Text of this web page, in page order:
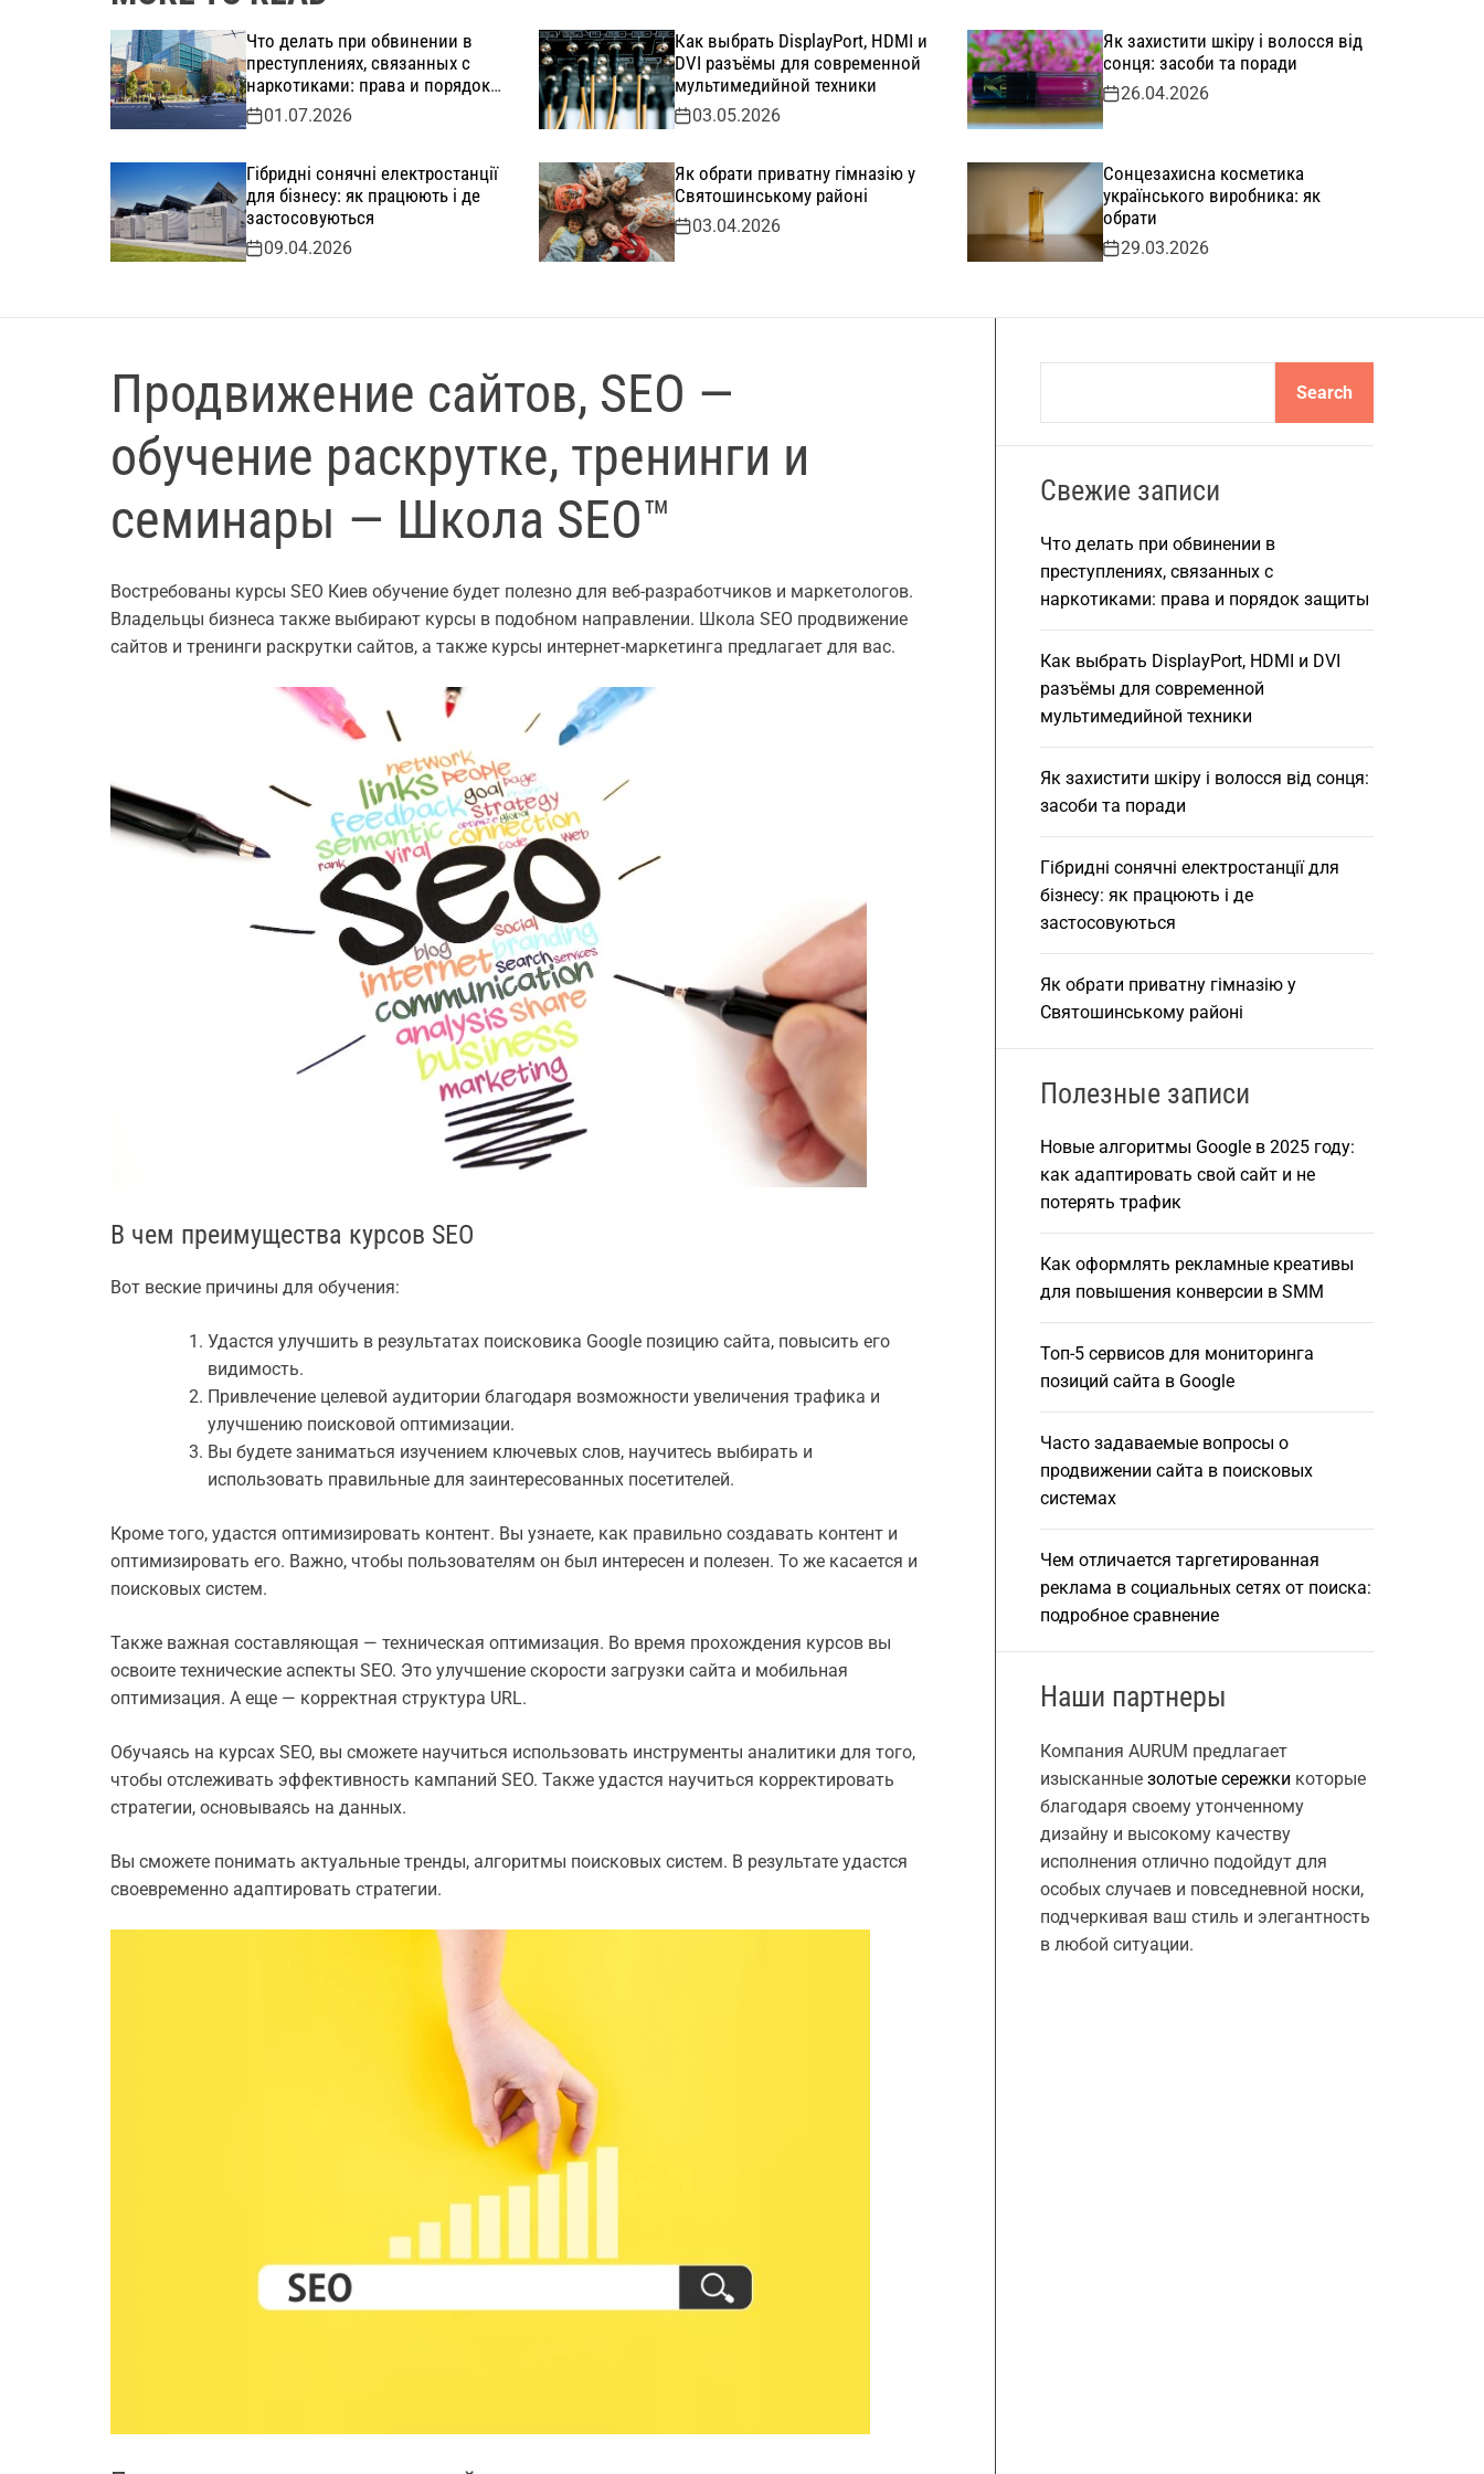
Что делать при обвинении в
преступлениях, связанных с
наркотиками: права и порядок
защиты
01.07.2026
Как выбрать DisplayPort, HDMI и
DVI разъёмы для современной
мультимедийной техники
03.05.2026
Як захистити шкіру і волосся від
сонця: засоби та поради
26.04.2026
Гібридні сонячні електростанції
для бізнесу: як працюють і де
застосовуються
09.04.2026
Як обрати приватну гімназію у
Святошинському районі
03.04.2026
Сонцезахисна косметика
українського виробника: як
обрати
29.03.2026
Продвижение сайтов, SEO —
обучение раскрутке, тренинги и
семинары — Школа SEO™
Востребованы курсы SEO Киев обучение будет полезно для веб-разработчиков и маркетологов.
Владельцы бизнеса также выбирают курсы в подобном направлении. Школа SEO продвижение
сайтов и тренинги раскрутки сайтов, а также курсы интернет-маркетинга предлагает для вас.
В чем преимущества курсов SEO
Вот веские причины для обучения:
Удастся улучшить в результатах поисковика Google позицию сайта, повысить его
видимость.
Привлечение целевой аудитории благодаря возможности увеличения трафика и
улучшению поисковой оптимизации.
Вы будете заниматься изучением ключевых слов, научитесь выбирать и
использовать правильные для заинтересованных посетителей.
Кроме того, удастся оптимизировать контент. Вы узнаете, как правильно создавать контент и
оптимизировать его. Важно, чтобы пользователям он был интересен и полезен. То же касается и
поисковых систем.
Также важная составляющая — техническая оптимизация. Во время прохождения курсов вы
освоите технические аспекты SEO. Это улучшение скорости загрузки сайта и мобильная
оптимизация. А еще — корректная структура URL.
Обучаясь на курсах SEO, вы сможете научиться использовать инструменты аналитики для того,
чтобы отслеживать эффективность кампаний SEO. Также удастся научиться корректировать
стратегии, основываясь на данных.
Вы сможете понимать актуальные тренды, алгоритмы поисковых систем. В результате удастся
своевременно адаптировать стратегии.
a
c
Search
Свежие записи
Что делать при обвинении в
преступлениях, связанных с
наркотиками: права и порядок защиты
Как выбрать DisplayPort, HDMI и DVI
разъёмы для современной
мультимедийной техники
Як захистити шкіру і волосся від сонця:
засоби та поради
Гібридні сонячні електростанції для
бізнесу: як працюють і де
застосовуються
Як обрати приватну гімназію у
Святошинському районі
Полезные записи
Новые алгоритмы Google в 2025 году:
как адаптировать свой сайт и не
потерять трафик
Как оформлять рекламные креативы
для повышения конверсии в SMM
Топ-5 сервисов для мониторинга
позиций сайта в Google
Часто задаваемые вопросы о
продвижении сайта в поисковых
системах
Чем отличается таргетированная
реклама в социальных сетях от поиска:
подробное сравнение
Наши партнеры
Компания AURUM предлагает
изысканные золотые сережки которые
благодаря своему утонченному
дизайну и высокому качеству
исполнения отлично подойдут для
особых случаев и повседневной носки,
подчеркивая ваш стиль и элегантность
в любой ситуации.